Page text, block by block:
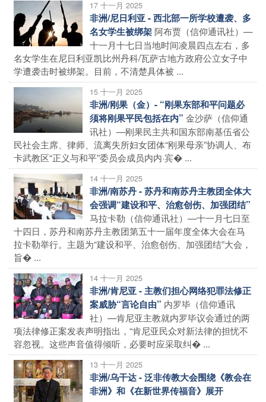
17 十一月 2025
非洲/尼日利亚 - 西北部一所学校遭袭、多
名女学生被绑架阿布贾（信仰通讯社）—
十一月十七日当地时间凌晨四点左右，多
名女学生在尼日利亚凯比州丹科/瓦萨古地方政府公立女子中
学遭袭击时被绑架。目前，不清楚具体被 ...
15 十一月 2025
非洲/刚果（金）- “刚果东部和平问题必
须将刚果平民包括在内” 金沙萨（信仰通
讯社）—刚果民主共和国东部南基伍省公
民社会主席、律师、流离失所妇女团体“刚果母亲”协调人、布
卡武教区“正义与和平”委员会成员内内·宾� ...
14 十一月 2025
非洲/南苏丹 - 苏丹和南苏丹主教团全体大
会强调“建设和平、治愈创伤、加强团结”
马拉卡勒（信仰通讯社）—十一月七日至
十四日，苏丹和南苏丹主教团第五十一届年度全体大会在马
拉卡勒举行。主题为“建设和平、治愈创伤、加强团结”大会，
旨� ...
14 十一月 2025
非洲/肯尼亚 - 主教们担心网络犯罪法修正
案威胁“言论自由” 内罗毕（信仰通讯
社）—肯尼亚主教就内罗毕议会通过的两
项法律修正案发表声明指出，“肯尼亚民众对新法律的担忧不
容忽视。这些声音值得倾听，必要时应采取纠� ...
13 十一月 2025
非洲/乌干达 - 泛非传教大会围绕《教会在
非洲》和《在新世界传福音》展开